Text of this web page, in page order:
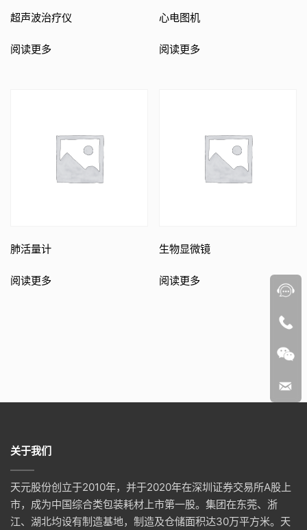
超声波治疗仪
阅读更多
心电图机
阅读更多
肺活量计
阅读更多
生物显微镜
阅读更多
关于我们
天元股份创立于2010年，并于2020年在深圳证券交易所A股上
市，成为中国综合类包装耗材上市第一股。集团在东莞、浙
江、湖北均设有制造基地，制造及仓储面积达30万平方米。天